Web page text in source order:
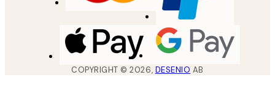
COPYRIGHT ©2026, DESENIO AB